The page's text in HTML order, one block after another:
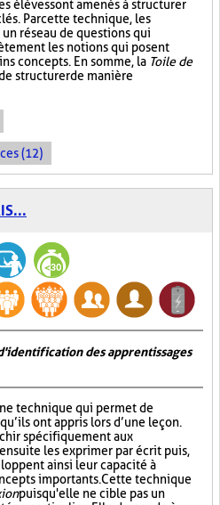
élèves sont amenés à structurer
Par cette technique, les
réseau de questions qui
les notions qui posent
concepts. En somme, la Toile de
structurer de manière
(12)
des apprentissages
technique qui permet de
ont appris lors d’une leçon.
spécifiquement aux
les exprimer par écrit puis,
ainsi leur capacité à
importants. Cette technique
puisqu'elle ne cible pas un